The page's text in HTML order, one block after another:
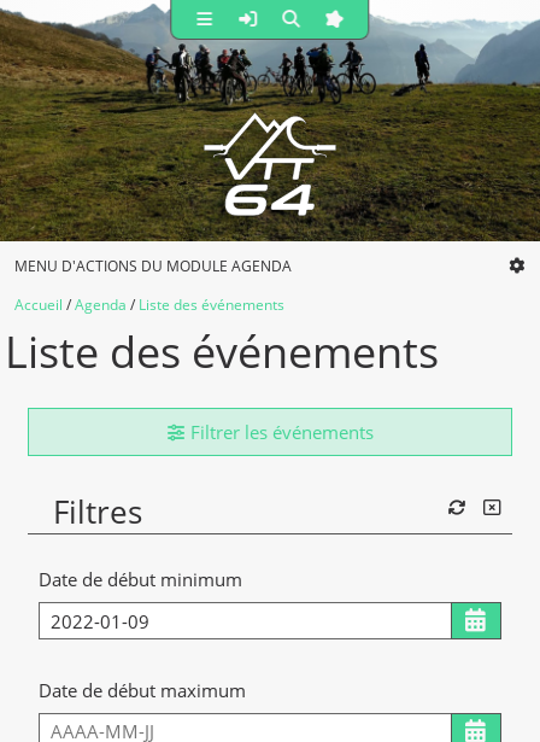
MENU D'ACTIONS DU MODULE AGENDA
Accueil Agenda Liste des événements
Liste des événements
Filtrer les événements
Filtres
Date de début minimum
Date de début maximum